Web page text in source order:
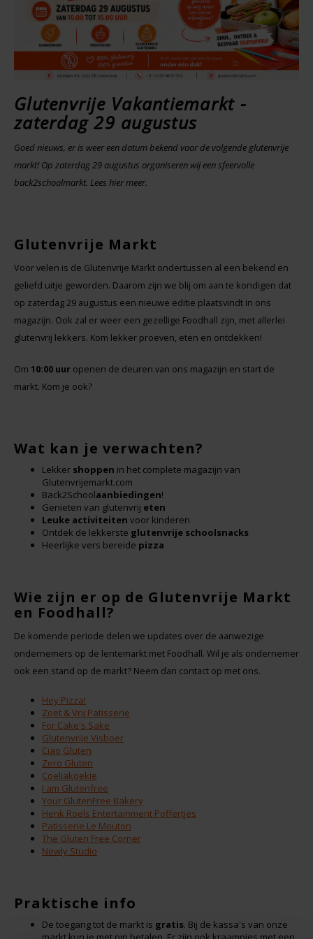
Noten, Zaden & Superfood
Healthy by Moms in shape
Bewuste Voeding
Miss Glutenvrij's Favorieten
Najaarsproducten
Bakvormen
Voedingssupplementen
Boeken
Bonvita
Candy Tree
Cenovis
Cereal
Ciao Gluten
Corn Crake
Damhert
De Bron
Doves Farm
Gullón
Guto's
Hammermühle
Het Blauwe Huis
Hey! Pizza
I am Gluten Free
Inglese Gluten Free
Joannusmolen
King Soba
Klepper & Klepper
Glutenvrije Vakantiemarkt-
zaterdag 29 augustus
Goed nieuws, er is weer een datum bekend voor de volgende glutenvrije
markt! Op zaterdag 29 augustus organiseren wij een sfeervolle
back2schoolmarkt. Lees hier meer.
Glutenvrije Markt
Voor velen is de Glutenvrije Markt ondertussen al een bekend en
geliefd uitje geworden. Daarom zijn we blij om aan te kondigen dat
op zaterdag 29 augustus een nieuwe editie plaatsvindt in ons
magazijn. Ook zal er weer een gezellige Foodhall zijn, met allerlei
glutenvrij lekkers. Kom lekker proeven, eten en ontdekken!
Om 10:00 uur openen de deuren van ons magazijn en start de
markt. Kom je ook?
Wat kan je verwachten?
Lekker shoppen in het complete magazijn van
Glutenvrijemarkt.com
Back2Schoolaanbiedingen!
Genieten van glutenvrij eten
Leuke activiteiten voor kinderen
Ontdek de lekkerste glutenvrije schoolsnacks
Heerlijke vers bereide pizza
Wie zijn er op de Glutenvrije Markt
en Foodhall?
De komende periode delen we updates over de aanwezige
ondernemers op de lentemarkt met Foodhall. Wil je als ondernemer
ook een stand op de markt? Neem dan contact op met ons.
Hey Pizza!
Zoet & Vrij Patisserie
For Cake's Sake
Glutenvrije Visboer
Ciao Gluten
Zero Gluten
Coeliakoekie
I am Glutenfree
Your GlutenFree Bakery
Henk Roels Entertainment Poffertjes
Patisserie Le Mouton
The Gluten Free Corner
Newly Studio
Praktische info
De toegang tot de markt is gratis. Bij de kassa's van onze